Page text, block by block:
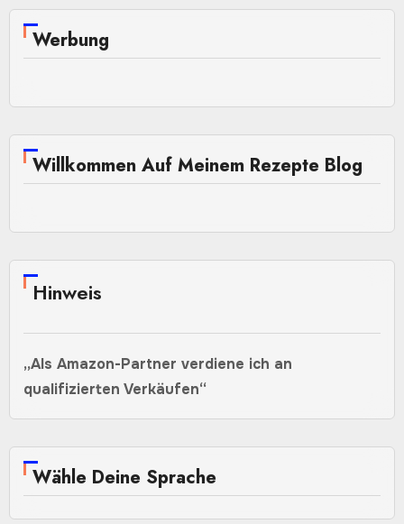
Beiträge
Werbung
Willkommen Auf Meinem Rezepte Blog
Hinweis
„Als Amazon-Partner verdiene ich an
qualifizierten Verkäufen“
Wähle Deine Sprache